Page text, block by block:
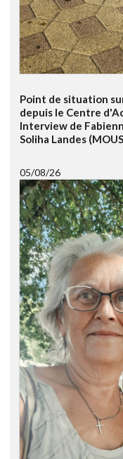
Point de situation
depuis le Centre
Interview de
Soliha Landes
05/08/26